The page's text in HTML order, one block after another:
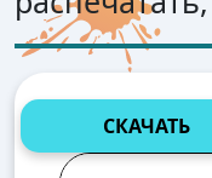
СКАЧАТЬ